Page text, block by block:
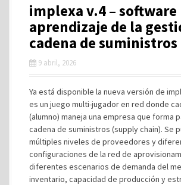
implexa v.4 – software
aprendizaje de la
cadena de suministros
9 abril, 2026
Ya está disponible la nueva versión de
es un juego multi-jugador en red donde
(alumno) maneja una empresa que forma
cadena de suministros (supply chain). Se
múltiples niveles de proveedores y
configuraciones de la red de
diferentes escenarios de demanda del
inventario, capacidad de producción y